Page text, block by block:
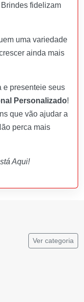
fidelizam
uma variedade
ainda mais
e presenteie seus
Personalizado!
que vão ajudar a
perca mais
Aqui!
Ver categoria